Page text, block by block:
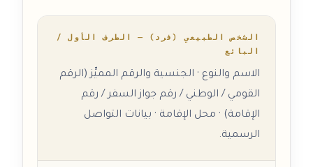
الشخص الطبيعي (فرد) — الطرف الأول /
البائع
الاسم والنوع · الجنسية والرقم المميِّز (الرقم
القومي / الوطني / رقم جواز السفر / رقم
الإقامة) · محل الإقامة · بيانات التواصل
الرسمية.